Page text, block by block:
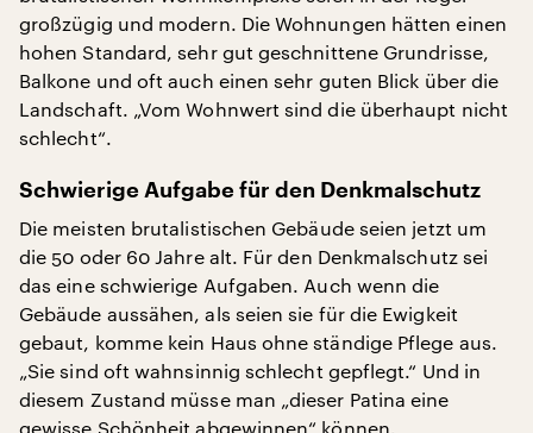
großzügig und modern. Die Wohnungen hätten einen
hohen Standard, sehr gut geschnittene Grundrisse,
Balkone und oft auch einen sehr guten Blick über die
Landschaft. „Vom Wohnwert sind die überhaupt nicht
schlecht“.
Schwierige Aufgabe für den Denkmalschutz
Die meisten brutalistischen Gebäude seien jetzt um
die 50 oder 60 Jahre alt. Für den Denkmalschutz sei
das eine schwierige Aufgaben. Auch wenn die
Gebäude aussähen, als seien sie für die Ewigkeit
gebaut, komme kein Haus ohne ständige Pflege aus.
„Sie sind oft wahnsinnig schlecht gepflegt.“ Und in
diesem Zustand müsse man „dieser Patina eine
gewisse Schönheit abgewinnen“ können.